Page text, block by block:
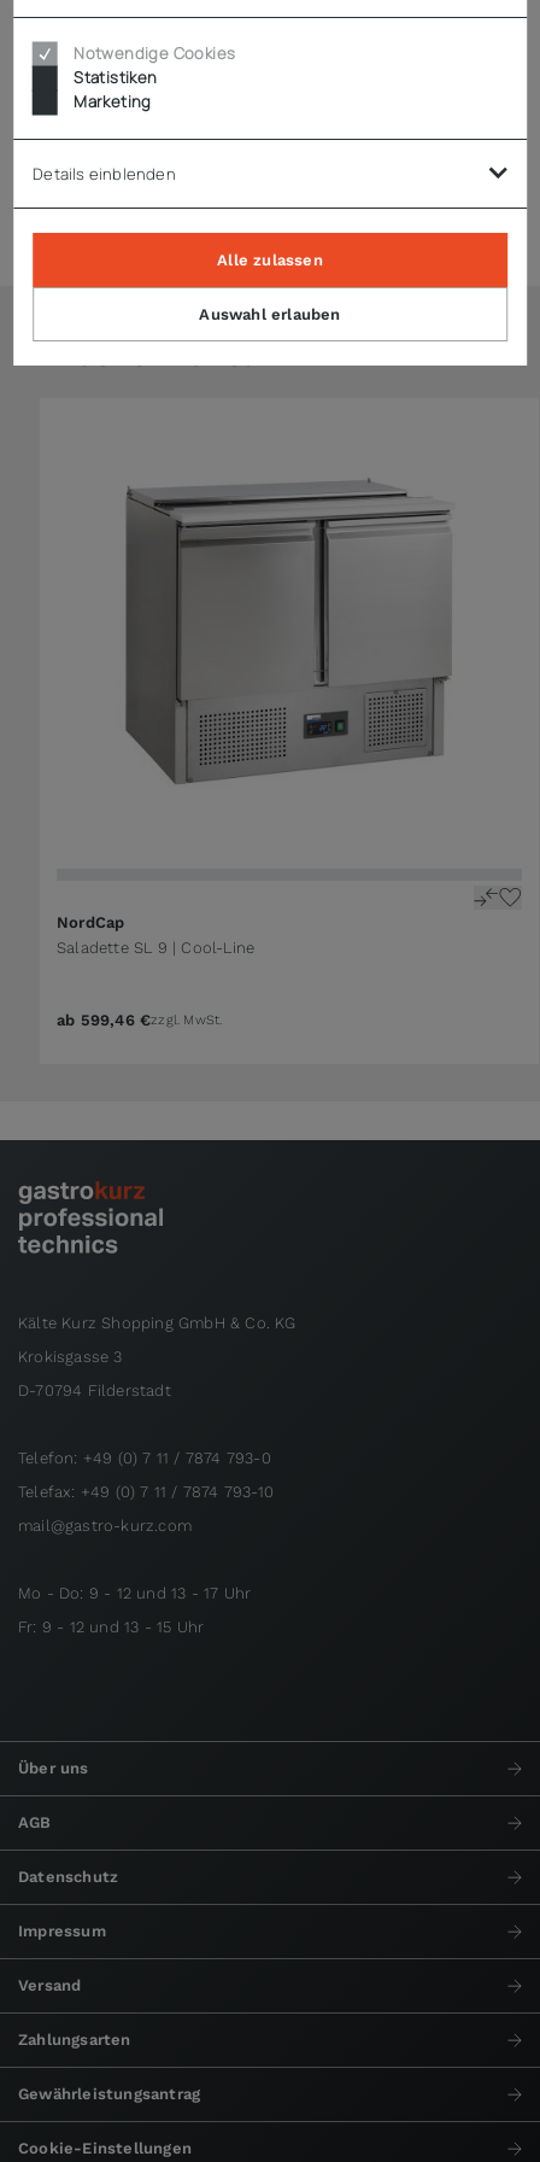
2 Längsstege
Technische Daten
Expressversand
NordCap
Saladette SL 9 | Cool-Line
ab 599,46 €zzgl. MwSt.
Kälte Kurz Shopping GmbH & Co. KG
Krokisgasse 3
D-70794 Filderstadt
Telefon: +49 (0) 7 11 / 7874 793-0
Telefax: +49 (0) 7 11 / 7874 793-10
mail@gastro-kurz.com
Mo - Do: 9 - 12 und 13 - 17 Uhr
Fr: 9 - 12 und 13 - 15 Uhr
Über uns
AGB
Datenschutz
Impressum
Versand
Zahlungsarten
Gewährleistungsantrag
Cookie-Einstellungen
Notwendige Cookies
Statistiken
Marketing
Details einblenden
Auswahl erlauben
Alle zulassen